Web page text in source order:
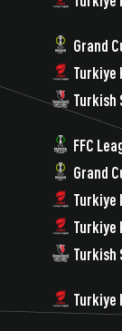
Grand
Turkiye
Turkish
FFC
Grand
Turkiye
Turkiye
Turkish
Turkiye